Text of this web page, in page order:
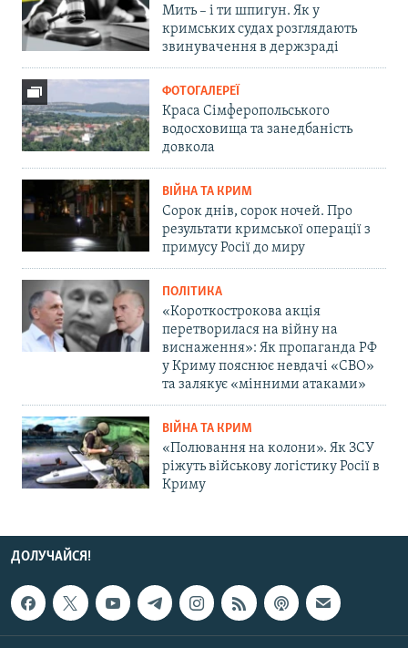
Мить – і ти шпигун. Як у
кримських судах розглядають
звинувачення в держзраді
ФОТОГАЛЕРЕЇ
Краса Сімферопольського
водосховища та занедбаність
довкола
ВІЙНА ТА КРИМ
Сорок днів, сорок ночей. Про
результати кримської операції з
примусу Росії до миру
ПОЛІТИКА
«Короткострокова акція
перетворилася на війну на
виснаження»: Як пропаганда РФ
у Криму пояснює невдачі «СВО»
та залякує «мінними атаками»
ВІЙНА ТА КРИМ
«Полювання на колони». Як ЗСУ
ріжуть військову логістику Росії в
Криму
ДОЛУЧАЙСЯ!